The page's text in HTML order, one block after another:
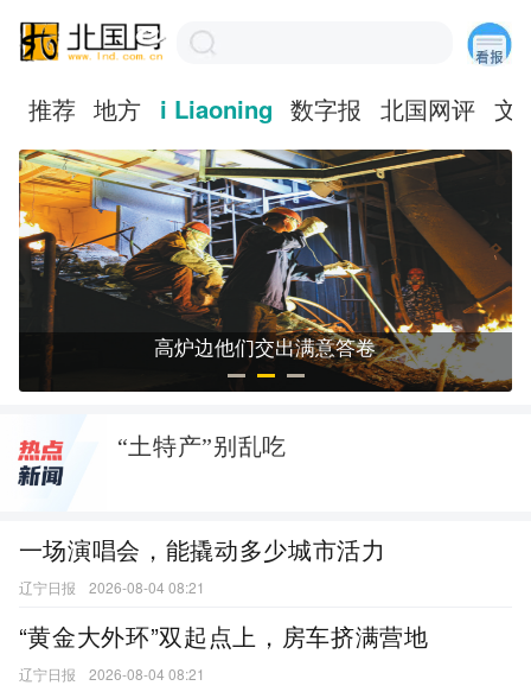
推荐 地方 i Liaoning 数字报 北国网评 文
高炉边他们交出满意答卷
“土特产”别乱吃
一场演唱会，能撬动多少城市活力
辽宁日报 2026-08-04 08:21
“黄金大外环”双起点上，房车挤满营地
辽宁日报 2026-08-04 08:21